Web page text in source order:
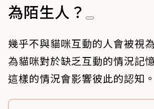
為陌生人？
幾乎不與貓咪互動的人會被視
為貓咪對於缺乏互動的情況記
這樣的情況會影響彼此的認知。